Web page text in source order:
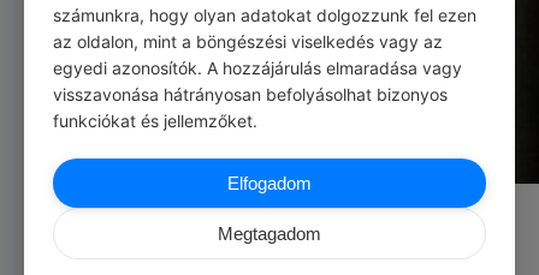
Közösségi helyünk elárvult, pedig pont rád vár. Szombat
este változás?
számunkra, hogy olyan adatokat dolgozzunk fel ezen
az oldalon, mint a böngészési viselkedés vagy az
egyedi azonosítók. A hozzájárulás elmaradása vagy
visszavonása hátrányosan befolyásolhat bizonyos
funkciókat és jellemzőket.
Elfogadom
Megtagadom